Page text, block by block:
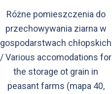
Różne pomieszczenia do
przechowywania ziarna w
gospodarstwach chłopskich
/ Various accomodations for
the storage ot grain in
peasant farms (mapa 40,